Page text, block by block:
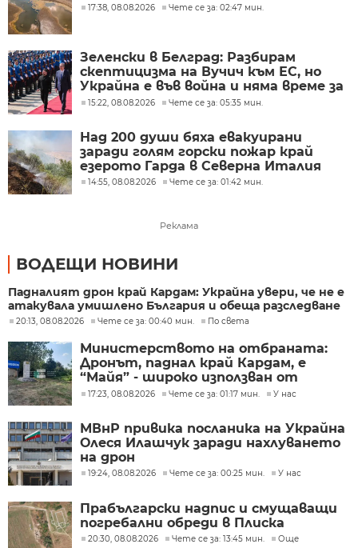
17:38, 08.08.2026 Чете се за: 02:47 мин.
Зеленски в Белград: Разбирам
скептицизма на Вучич към ЕС, но
Украйна е във война и няма време за
скептицизъм
15:22, 08.08.2026 Чете се за: 05:35 мин.
Над 200 души бяха евакуирани
заради голям горски пожар край
езерото Гарда в Северна Италия
14:55, 08.08.2026 Чете се за: 01:42 мин.
Реклама
ВОДЕЩИ НОВИНИ
Падналият дрон край Кардам: Украйна увери, че не е
атакувала умишлено България и обеща разследване
20:13, 08.08.2026 Чете се за: 00:40 мин. По света
Министерството на отбраната:
Дронът, паднал край Кардам, е
“Майя” - широко използван от
украинската армия
17:23, 08.08.2026 Чете се за: 01:17 мин. У нас
МВнР привика посланика на Украйна
Олеся Илашчук заради нахлуването
на дрон
19:24, 08.08.2026 Чете се за: 00:25 мин. У нас
Прабългарски надпис и смущаващи
погребални обреди в Плиска
20:30, 08.08.2026 Чете се за: 13:45 мин. Още